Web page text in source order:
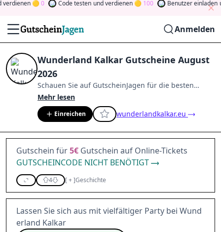
0 Code testen und verdienen 100 Benutzer einladen
Anmelden
Wunderland Kalkar Gutscheine August
2026
Schauen Sie auf GutscheinJagen für die besten
Wunderland Kalkar
Sie Mitglied der Community
Tokens, indem Sie durch Abstimmen, Testen, Teilen
und mehr beitragen. Drehen Sie den Glücksklee
gewinnen Sie Geld
Mehr lesen
Einreichen wunderlandkalkar.eu
Gutschein für5€ Gutschein auf Online-Tickets
GUTSCHEINCODE NICHT BENÖTIGT
4 [+]Geschichte
Lassen Sie sich aus mit vielfältiger Party bei Wund
erland Kalkar